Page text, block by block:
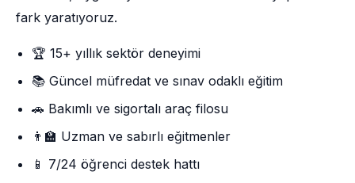
fark yaratıyoruz.
🏆 15+ yıllık sektör deneyimi
📚 Güncel müfredat ve sınav odaklı eğitim
🚗 Bakımlı ve sigortalı araç filosu
👨‍🏫 Uzman ve sabırlı eğitmenler
📱 7/24 öğrenci destek hattı